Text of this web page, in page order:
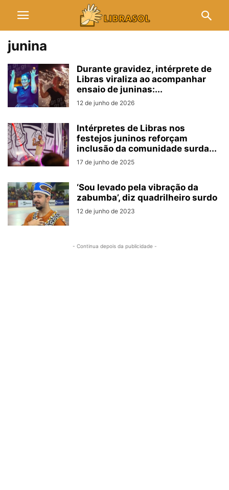
junina
Durante gravidez, intérprete de
Libras viraliza ao acompanhar
ensaio de juninas:...
12 de junho de 2026
Intérpretes de Libras nos
festejos juninos reforçam
inclusão da comunidade surda...
17 de junho de 2025
‘Sou levado pela vibração da
zabumba’, diz quadrilheiro surdo
12 de junho de 2023
- Continua depois da publicidade -